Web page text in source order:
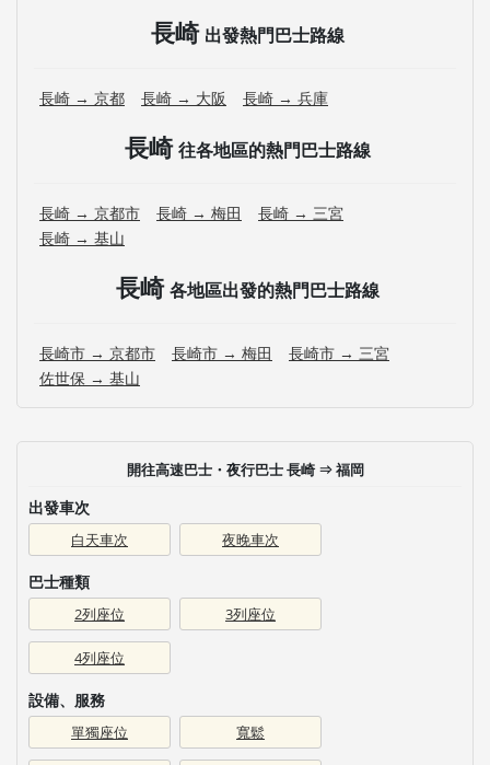
長崎 出發熱門巴士路線
長崎 → 京都 長崎 → 大阪 長崎 → 兵庫
長崎 往各地區的熱門巴士路線
長崎 → 京都市 長崎 → 梅田
長崎 → 三宮
長崎 → 基山
長崎 各地區出發的熱門巴士路線
長崎市 → 京都市 長崎市 → 梅田
長崎市 → 三宮
佐世保 → 基山
開往高速巴士・夜行巴士 長崎 ⇒ 福岡
出發車次
白天車次 夜晚車次
巴士種類
2列座位 3列座位
4列座位
設備、服務
單獨座位 寬鬆